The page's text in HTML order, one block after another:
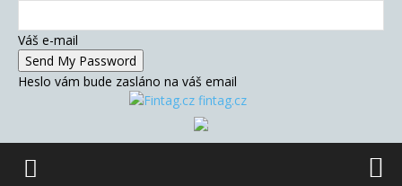
Váš e-mail
Heslo vám bude zasláno na váš email
fintag.cz